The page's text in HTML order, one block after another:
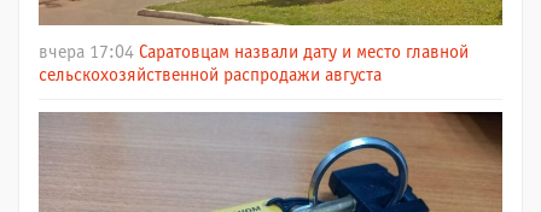
вчера 17:04 Саратовцам назвали дату и место главной
сельскохозяйственной распродажи августа